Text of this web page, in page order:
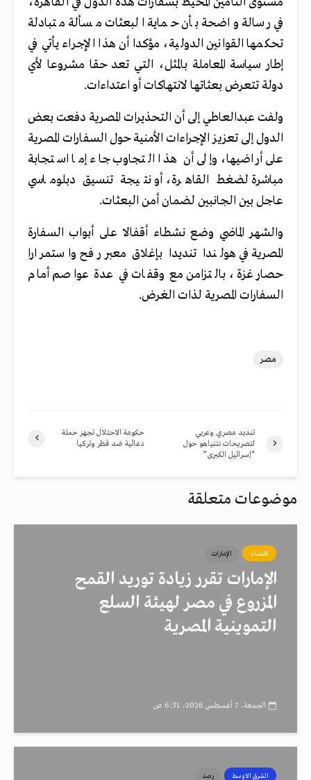
في رسالة واضحة بأن حماية البعثات مسألة متبادلة
تحكمها القوانين الدولية، مؤكدا أن هذا الإجراء يأتي في
إطار سياسة المعاملة بالمثل، التي تعد حقا مشروعا لأي
دولة تتعرض بعثاتها لانتهاكات أو اعتداءات.
ولفت عبدالعاطي إلى أن التحذيرات المصرية دفعت بعض
الدول إلى تعزيز الإجراءات الأمنية حول السفارات المصرية
على أراضيها، وإلى أن هذا التجاوب جاء إما استجابة
مباشرة لضغط القاهرة، أو نتيجة تنسيق دبلوماسي
عاجل بين الجانبين لضمان أمن البعثات.
والشهر الماضي وضع نشطاء أقفالا على أبواب السفارة
المصرية في هولندا تنديدا بإغلاق معبر رفح واستمرارا
حصار غزة، بالتزامن مع وقفات في عدة عواصم أمام
السفارات المصرية لذات الغرض.
مصر
حكومة الاحتلال تجهز حملة
دعائية ضد قطر وتركيا
تنديد مصري وعربي
لتصريحات نتنياهو حول
“إسرائيل الكبرى”
موضوعات متعلقة
اقتصاد الإمارات
الإمارات تقرر زيادة توريد القمح
المزروع في مصر لهيئة السلع
التموينية المصرية
الجمعة، 7 أغسطس 2026، 6:31 ص
الشرق الاوسط رصد